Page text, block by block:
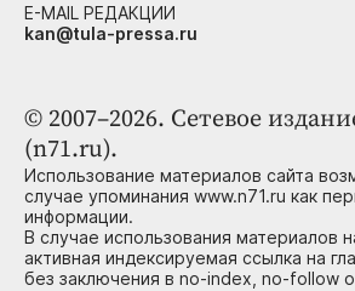
© 2007–2026. Сетевое
(n71.ru).
Использование материалов сайта
случае упоминания www.n71.ru как
информации.
В случае использования материалов
активная индексируемая ссылка на
без заключения в no-index, no-follow
E-MAIL РЕДАКЦИИ
kan@tula-pressa.ru